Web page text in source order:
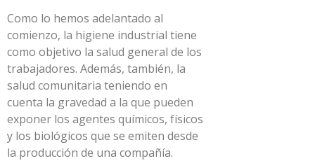
Como lo hemos adelantado al
comienzo, la higiene industrial tiene
como objetivo la salud general de los
trabajadores. Además, también, la
salud comunitaria teniendo en
cuenta la gravedad a la que pueden
exponer los agentes químicos, físicos
y los biológicos que se emiten desde
la producción de una compañía.